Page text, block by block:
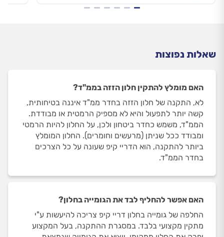
שאלות נפוצות
האם מומלץ להתקין חלון הזזה בממ"ד?
לא, התקנה של חלון הזזה בחדר ממ"ד איננה בטיחותית,
קשה יותר לתפעול והיא לא מספיק הרמטית או מבודדת.
הממ"ד, משמש כחדר ביטחון ולכן, על החלון להיות הרמטי
ומבודד ככל שניתן (מרעשים וחומרים). החלון המומלץ
ביותר להתקנה, הוא הדריי קיפ שעונה על כל הצרכים
בחדר הממ"ד.
האם אפשר להחליף לבד את הגומייה בחלון?
החלפה של גומייה בחלון דריי קיפ צריכה להיעשות ע"י
מתקין מקצועי בלבד. במסגרת ההתקנה, בעל המקצוע